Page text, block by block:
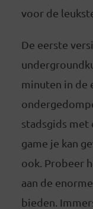
voor de
De eerste
minuten in de
stadsgids met
game je kan
ook. Probeer
aan de
bieden.